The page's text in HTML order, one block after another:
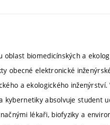
biomedicínských a
obecné elektronické
a ekologického inženýrství.
kybernetiky absolvuje student
lékaři, biofyziky a